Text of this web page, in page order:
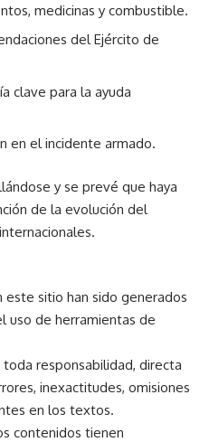
medicinas y combustible.
del Ejército de
clave para la ayuda
en el incidente armado.
y se prevé que haya
de la evolución del
este sitio han sido generados
uso de herramientas de
responsabilidad, directa
inexactitudes, omisiones
en los textos.
contenidos tienen